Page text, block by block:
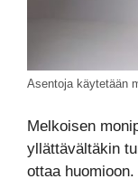
Asentoja käytetään
Melkoisen
yllättävältäkin
ottaa